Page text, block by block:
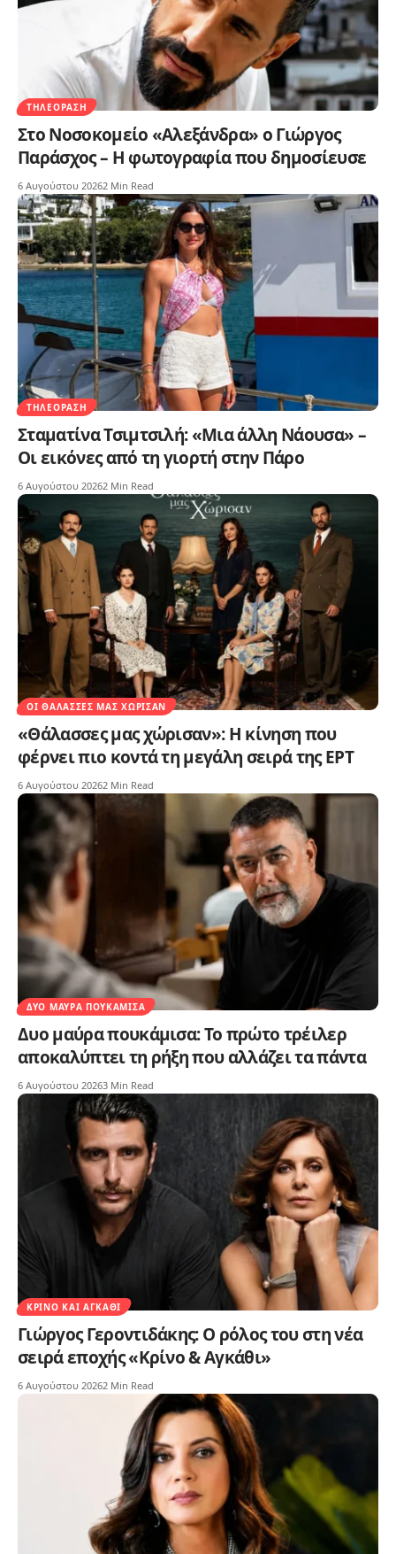
ΤΗΛΕΌΡΑΣΗ
Στο Νοσοκομείο «Αλεξάνδρα» ο Γιώργος
Παράσχος – Η φωτογραφία που δημοσίευσε
6 Αυγούστου 20262 Min Read
ΤΗΛΕΌΡΑΣΗ
Σταματίνα Τσιμτσιλή: «Μια άλλη Νάουσα» –
Οι εικόνες από τη γιορτή στην Πάρο
6 Αυγούστου 20262 Min Read
ΟΙ ΘΆΛΑΣΣΕΣ ΜΑΣ ΧΏΡΙΣΑΝ
«Θάλασσες μας χώρισαν»: Η κίνηση που
φέρνει πιο κοντά τη μεγάλη σειρά της ΕΡΤ
6 Αυγούστου 20262 Min Read
ΔΥΟ ΜΑΎΡΑ ΠΟΥΚΆΜΙΣΑ
Δυο μαύρα πουκάμισα: Το πρώτο τρέιλερ
αποκαλύπτει τη ρήξη που αλλάζει τα πάντα
6 Αυγούστου 20263 Min Read
ΚΡΊΝΟ ΚΑΙ ΑΓΚΆΘΙ
Γιώργος Γεροντιδάκης: Ο ρόλος του στη νέα
σειρά εποχής «Κρίνο & Αγκάθι»
6 Αυγούστου 20262 Min Read